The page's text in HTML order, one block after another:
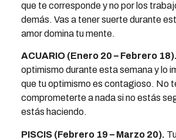
que te corresponde y no por los
demás. Vas a tener suerte durante
amor domina tu mente.
ACUARIO (Enero 20 – Febrero 18).
optimismo durante esta semana y lo
que tu optimismo es contagioso. No
comprometerte a nada si no estás
estás haciendo.
PISCIS (Febrero 19 – Marzo 20).